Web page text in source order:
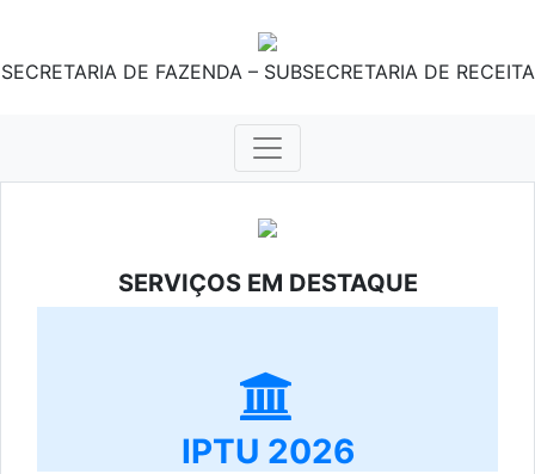
SECRETARIA DE FAZENDA – SUBSECRETARIA DE RECEITA
SERVIÇOS EM DESTAQUE
IPTU 2026